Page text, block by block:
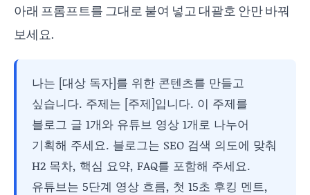
아래 프롬프트를 그대로 붙여 넣고 대괄호 안만 바꿔
보세요.
나는 [대상 독자]를 위한 콘텐츠를 만들고
싶습니다. 주제는 [주제]입니다. 이 주제를
블로그 글 1개와 유튜브 영상 1개로 나누어
기획해 주세요. 블로그는 SEO 검색 의도에 맞춰
H2 목차, 핵심 요약, FAQ를 포함해 주세요.
유튜브는 5단계 영상 흐름, 첫 15초 후킹 멘트,